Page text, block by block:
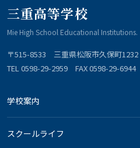
三重高等学校
Mie High School Educational Institutions.
〒515-8533 三重県松阪市久保町1232
TEL 0598-29-2959 FAX 0598-29-6944
学校案内
スクールライフ